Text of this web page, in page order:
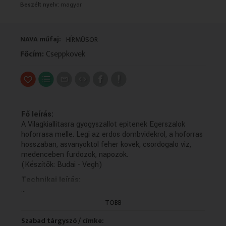
Beszélt nyelv: magyar
NAVA műfaj: HÍRMŰSOR
Főcím: Cseppkovek
Fő leírás:
A Vilagkiallitasra gyogyszallot epitenek Egerszalok
hoforrasa melle. Legi az erdos dombvidekrol, a hoforras
hosszaban, asvanyoktol feher kovek, csordogalo viz,
medenceben furdozok, napozok.
(Készítők: Budai - Vegh)
Technikai leírás:
Az 1990-2005 közötti időszakban keletkezett híradók
leiratai zömmel ékezet nélkül keletkeztek és kerültek a
metaadatoknak az ellenőrzése, kiegészítése
...
TÖBB
Szabad tárgyszó / címke: